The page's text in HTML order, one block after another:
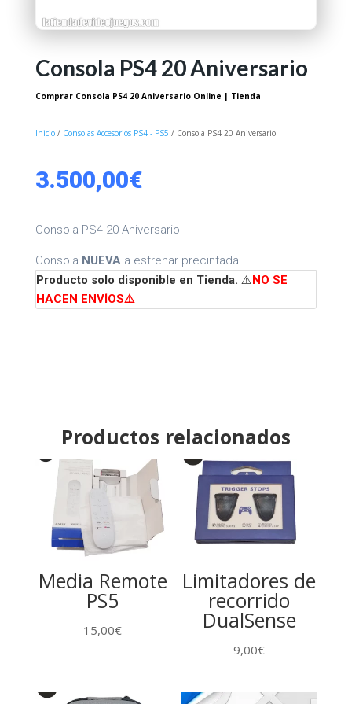
Consola PS4 20 Aniversario
Comprar Consola PS4 20 Aniversario Online | Tienda
Inicio/ Consolas Accesorios PS4 - PS5 / Consola PS4 20 Aniversario
3.500,00€
Consola PS4 20 Aniversario
Consola NUEVA a estrenar precintada.
Producto solo disponible en Tienda. ⚠️NO SE
HACEN ENVÍOS⚠️
Productos relacionados
Media Remote
PS5
15,00€
Limitadores de
recorrido
DualSense
9,00€